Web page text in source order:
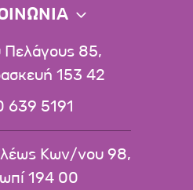
Πελάγους 85,
153 42
639 5191
Κων/νου 98,
194 00